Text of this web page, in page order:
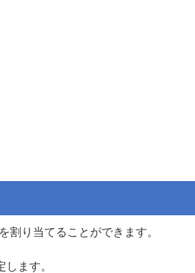
割り当てることができます。
ます。